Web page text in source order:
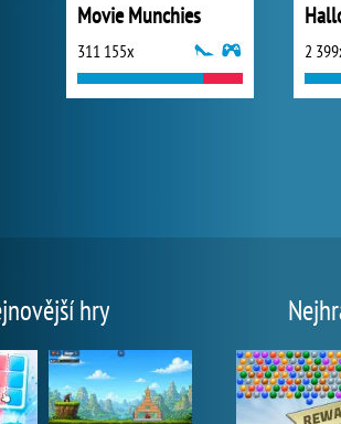
Movie Munchies
311 155x 2
hry